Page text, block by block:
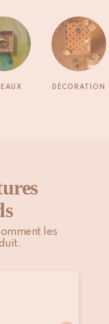
DÉCORATION
les